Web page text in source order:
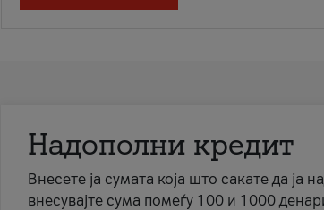
Надополни кредит
Внесете ја сумата која што сакате да ја
внесувајте сума помеѓу 100 и 1000